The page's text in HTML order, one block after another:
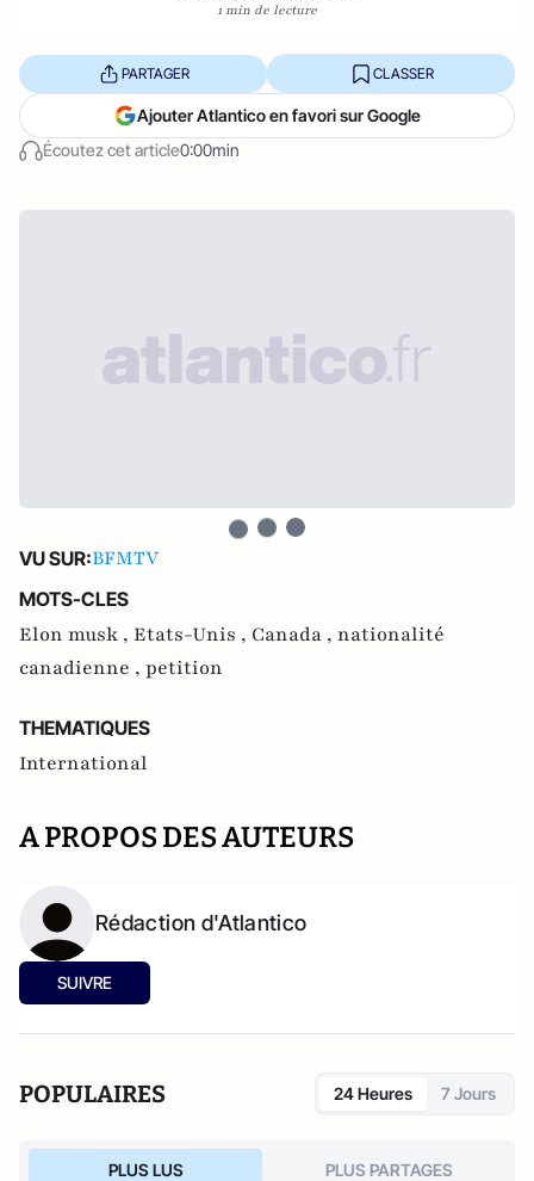
1 min de lecture
Écoutez cet article0:00min
PARTAGER CLASSER
Ajouter Atlantico en favori sur Google
VU SUR:BFMTV
MOTS-CLES
Elon musk , Etats-Unis , Canada , nationalité
canadienne , petition
THEMATIQUES
International
A PROPOS DES AUTEURS
Rédaction d'Atlantico
SUIVRE
POPULAIRES 24 Heures 7 Jours
PLUS LUS PLUS PARTAGES